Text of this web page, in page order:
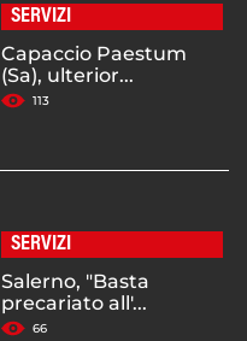
SERVIZI
Capaccio Paestum
(Sa), ulterior...
113
SERVIZI
Salerno, "Basta
precariato all'...
66